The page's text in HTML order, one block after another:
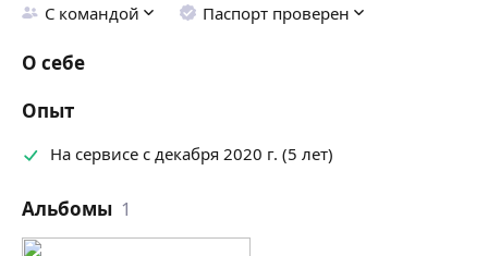
С командой Паспорт проверен
О себе
Опыт
На сервисе с декабря 2020 г. (5 лет)
Альбомы 1